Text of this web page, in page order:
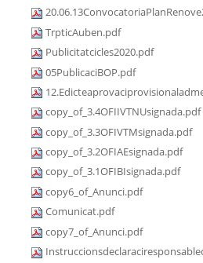
TrpticAuben.pdf
Publicitatcicles2020.pdf
05PublicaciBOP.pdf
copy_of_3.4OFIIVTNUsignada.pdf
copy_of_3.3OFIVTMsignada.pdf
copy_of_3.2OFIAEsignada.pdf
copy_of_3.1OFIBIsignada.pdf
copy6_of_Anunci.pdf
Comunicat.pdf
copy7_of_Anunci.pdf